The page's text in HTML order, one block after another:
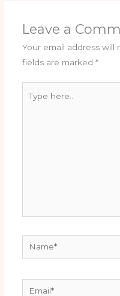
Leave a
Your email address will
fields are marked *
here..
Name*